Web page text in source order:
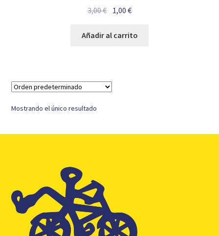
3,00€ El
original
1,00€El
actual
Añadir al carrito
Mostrando el único resultado